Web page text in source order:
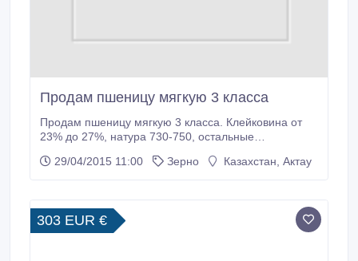
Продам пшеницу мягкую 3 класса
Продам пшеницу мягкую 3 класса. Клейковина от
23% до 27%, натура 730-750, остальные
поставки: по переписке на линейном элеваторе,
29/04/2015 11:00 Зерно Казахстан, Актау
303 EUR €